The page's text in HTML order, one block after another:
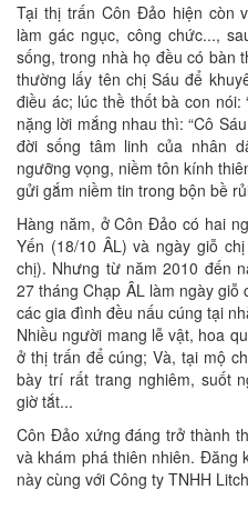
Tại thị trấn Côn Đảo hiện còn
làm gác ngục, công chức...,
sống, trong nhà họ đều có bàn
thường lấy tên chị Sáu để
điều ác; lúc thề thốt bà con nói:
nặng lời mắng nhau thì: “Cô
đời sống tâm linh của nhân
ngưỡng vọng, niềm tôn kính
gửi gắm niềm tin trong bộn bề
Hàng năm, ở Côn Đảo có hai
Yến (18/10 ÂL) và ngày giỗ
chị). Nhưng từ năm 2010 đến
27 tháng Chạp ÂL làm ngày giỗ
các gia đình đều nấu cúng tại
Nhiều người mang lễ vật, hoa
ở thị trấn để cúng; Và, tại mộ
bày trí rất trang nghiêm, suốt
giờ tắt...
Côn Đảo xứng đáng trở thành
và khám phá thiên nhiên. Đăng
này cùng với Công ty TNHH